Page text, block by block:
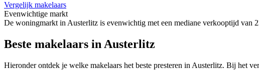
Vergelijk makelaars
Evenwichtige markt
De woningmarkt in Austerlitz is evenwichtig met een mediane verkooptijd van
Beste makelaars in Austerlitz
Hieronder ontdek je welke makelaars het beste presteren in Austerlitz. Bij het